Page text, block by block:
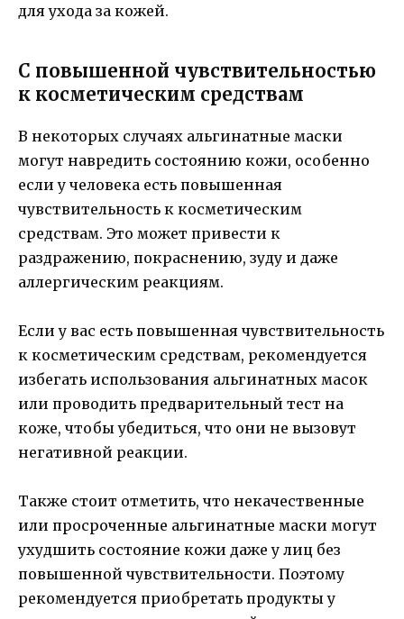
для ухода за кожей.
С повышенной чувствительностью
к косметическим средствам
В некоторых случаях альгинатные маски
могут навредить состоянию кожи, особенно
если у человека есть повышенная
чувствительность к косметическим
средствам. Это может привести к
раздражению, покраснению, зуду и даже
аллергическим реакциям.
Если у вас есть повышенная чувствительность
к косметическим средствам, рекомендуется
избегать использования альгинатных масок
или проводить предварительный тест на
коже, чтобы убедиться, что они не вызовут
негативной реакции.
Также стоит отметить, что некачественные
или просроченные альгинатные маски могут
ухудшить состояние кожи даже у лиц без
повышенной чувствительности. Поэтому
рекомендуется приобретать продукты у